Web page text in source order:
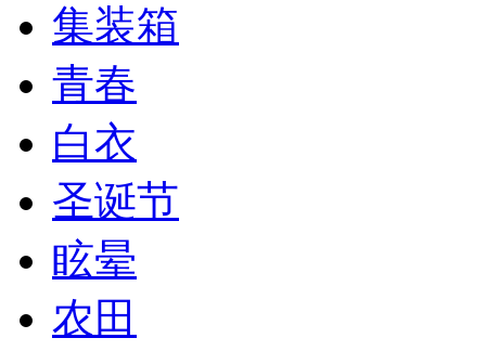
集装箱
青春
白衣
圣诞节
眩晕
农田